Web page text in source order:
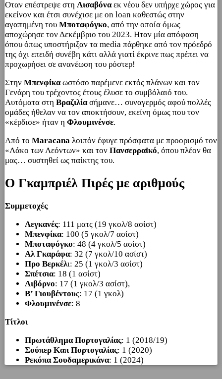
Οταν επέστρεψε στη Λισαβόναεκ νέου δεν υπήρχε χώρος για
εκείνον και έτσι συνέχισε με on loan καθεστώς στην
αγαπημένη του Μποταφόγκο, από την οποία όμως
αποχώρησε τον Δεκέμβριο του 2023. Ηταν μία απόφαση
όπου όπως υποστήριξαν τα media πάρθηκε από τον πρόεδρό
της όχι επειδή συνέβη κάτι αλλά γιατί έκρινε πως πρέπει να
προχωρήσει σε ανανέωση του ρόστερ!
Στην Μπενφίκαωστόσο παρέμενε εκτός πλάνων και τον
Γενάρη του τρέχοντος έτους έλυσε το συμβόλαιό του.
Αυτόματα στη Βραζιλίασήμανε… συναγερμός αφού πολλές
ομάδες ήθελαν να τον αποκτήσουν, εκείνη όμως που τον
«κέρδισε» ήταν η Φλουμινένσε.
Από το Maracana λοιπόν έφυγε πρόσφατα με προορισμό τον
«Λάκο των Λεόντων» και τον Πανσερραϊκό, όπου πλέον θα
μας… συστηθεί ως παίκτης του.
O Γκαμπριέλ Πιρές με αριθμούς
Συμμετοχές
Λεγκανές: 111 ματς (19 γκολ/8 ασίστ)
Μπενφίκα: 100 (5 γκολ/7 ασίστ)
Μποταφόγκο: 48 (4 γκολ/5 ασίστ)
Αλ Γκαράφα: 32 (7 γκολ/10 ασίστ)
Προ Βερκέλι: 25 (1 γκολ/3 ασίστ)
Σπέτσια: 18 (1 ασίστ)
Λιβόρνο: 17 (1 γκολ/3 ασίστ),
Β’ Γιουβέντους: 17 (1 γκολ)
Φλουμινένσε: 8
Τίτλοι
Πρωτάθλημα Πορτογαλίας: 1 (2018/19)
Σούπερ Καπ Πορτογαλίας: 1 (2020)
Ρεκόπα Σουδαμερικάνα: 1 (2024)